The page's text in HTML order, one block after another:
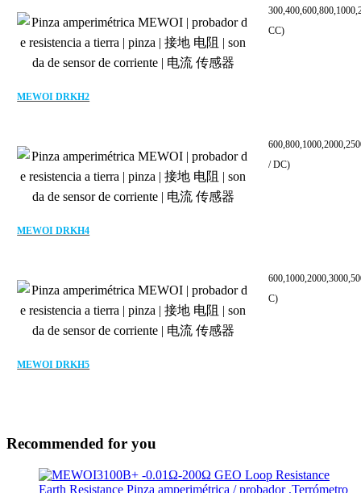
MEWOI DRKH2
CC)
MEWOI DRKH4
/ DC)
MEWOI DRKH5
C)
Recommended for you